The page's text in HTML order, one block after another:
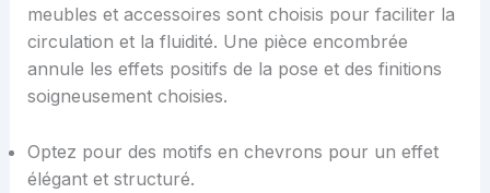
meubles et accessoires sont choisis pour faciliter la
circulation et la fluidité. Une pièce encombrée
annule les effets positifs de la pose et des finitions
soigneusement choisies.
Optez pour des motifs en chevrons pour un effet
élégant et structuré.